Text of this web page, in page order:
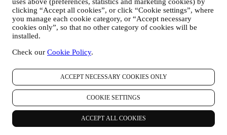
clicking “Accept all cookies”, or click “Cookie settings”, where
you manage each cookie category, or “Accept necessary
cookies only”, so that no other category of cookies will be
installed.
Check our Cookie Policy.
ACCEPT NECESSARY COOKIES ONLY
COOKIE SETTINGS
ACCEPT ALL COOKIES
użytkownika i mają siedzibę w krajach innych niż kraj zamieszkania
użytkownika albo w krajach spoza EOG. Każdorazowo dane
użytkownika mogą być przekazywane wyłącznie do krajów spoza
EOG oferujących odpowiedni poziom ochrony w uznaniu
europejskiego prawa (jak na przykład Szwajcaria, gdzie Le Creuset
Group AG ma swoją siedzibę) albo w innych sytuacjach na mocy
konkretnych ustaleń umownych zapewniających przestrzeganie
europejskich zasad i norm ochrony danych osobowych (np.
wykorzystujemy tak zwane wzorcowe klauzule sporządzone przez
Komisję Europejską). Każdorazowo w przypadku przesyłania
danych osobowych do krajów innych niż kraj zamieszania
użytkownika albo krajów spoza EOG, dane użytkownika będą
chronione przez odpowiednie systemy bezpieczeństwa, które są na
bieżąco aktualizowane i poddawane konserwacji zgodnie z